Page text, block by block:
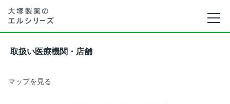
取扱い医療機関・店舗
マップを見る